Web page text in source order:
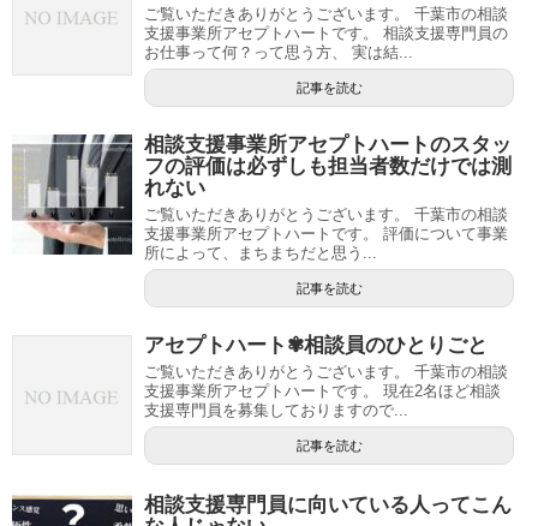
ご覧いただきありがとうございます。 千葉市の相談
支援事業所アセプトハートです。 相談支援専門員の
お仕事って何？って思う方、 実は結...
記事を読む
相談支援事業所アセプトハートのスタッ
フの評価は必ずしも担当者数だけでは測
れない
ご覧いただきありがとうございます。 千葉市の相談
支援事業所アセプトハートです。 評価について事業
所によって、まちまちだと思う...
記事を読む
アセプトハート✾相談員のひとりごと
ご覧いただきありがとうございます。 千葉市の相談
支援事業所アセプトハートです。 現在2名ほど相談
支援専門員を募集しておりますので...
記事を読む
相談支援専門員に向いている人ってこん